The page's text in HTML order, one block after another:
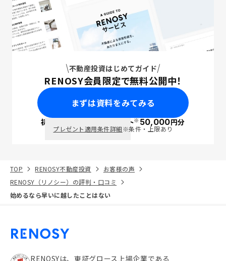
不動産投資はじめてガイド
RENOSY会員限定で無料公開中！
まずは資料をみてみる
初回面談で ポイント※50,000円分
プレゼント適用条件詳細※条件・上限あり
TOP RENOSY不動産投資
お客様の声
RENOSY（リノシー）の評判・口コミ
始めるなら早いに越したことはない
RENOSYは、東証グロース上場企業である